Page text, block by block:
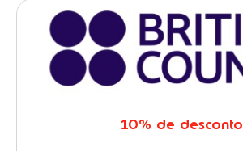
10% de desconto